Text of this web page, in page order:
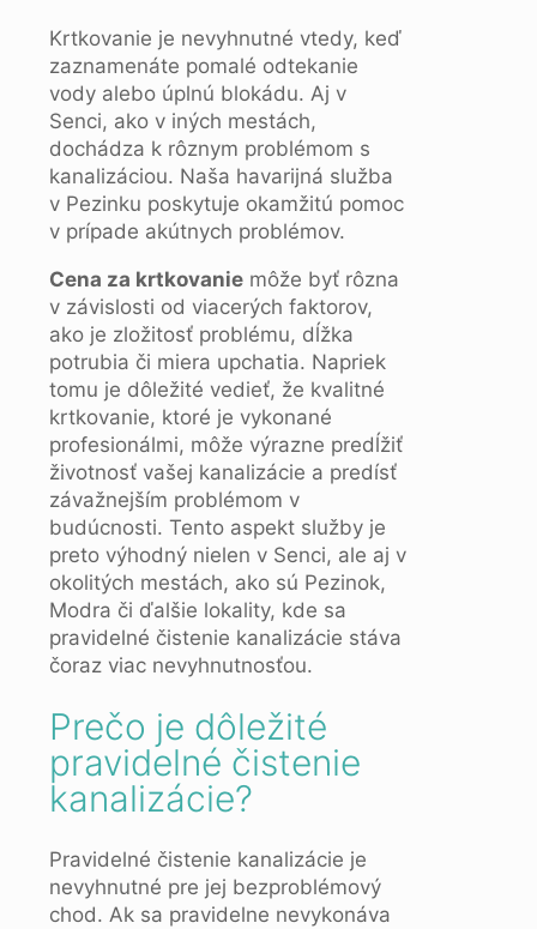
Krtkovanie je nevyhnutné vtedy, keď
zaznamenáte pomalé odtekanie
vody alebo úplnú blokádu. Aj v
Senci, ako v iných mestách,
dochádza k rôznym problémom s
kanalizáciou. Naša havarijná služba
v Pezinku poskytuje okamžitú pomoc
v prípade akútnych problémov.
Cena za krtkovanie môže byť rôzna
v závislosti od viacerých faktorov,
ako je zložitosť problému, dĺžka
potrubia či miera upchatia. Napriek
tomu je dôležité vedieť, že kvalitné
krtkovanie, ktoré je vykonané
profesionálmi, môže výrazne predĺžiť
životnosť vašej kanalizácie a predísť
závažnejším problémom v
budúcnosti. Tento aspekt služby je
preto výhodný nielen v Senci, ale aj v
okolitých mestách, ako sú Pezinok,
Modra či ďalšie lokality, kde sa
pravidelné čistenie kanalizácie stáva
čoraz viac nevyhnutnosťou.
Prečo je dôležité
pravidelné čistenie
kanalizácie?
Pravidelné čistenie kanalizácie je
nevyhnutné pre jej bezproblémový
chod. Ak sa pravidelne nevykonáva